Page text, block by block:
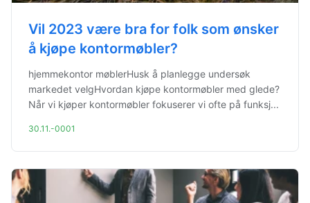
Vil 2023 være bra for folk som ønsker
å kjøpe kontormøbler?
hjemmekontor møblerHusk å planlegge undersøk
markedet velgHvordan kjøpe kontormøbler med glede?
Når vi kjøper kontormøbler fokuserer vi ofte på funksj...
30.11.-0001